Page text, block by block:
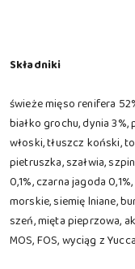
Składniki
świeże mięso renifera
białko grochu, dynia
włoski, tłuszcz koński,
pietruszka, szałwia,
0,1%, czarna jagoda
morskie, siemię lniane,
szeń, mięta pieprzowa,
MOS, FOS, wyciąg z